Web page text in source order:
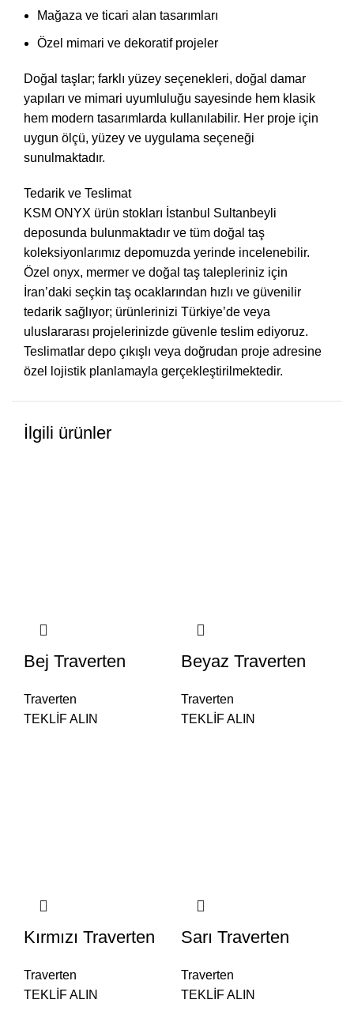
Mağaza ve ticari alan tasarımları
Özel mimari ve dekoratif projeler
Doğal taşlar; farklı yüzey seçenekleri, doğal damar
yapıları ve mimari uyumluluğu sayesinde hem klasik
hem modern tasarımlarda kullanılabilir. Her proje için
uygun ölçü, yüzey ve uygulama seçeneği
sunulmaktadır.
Tedarik ve Teslimat
KSM ONYX ürün stokları İstanbul Sultanbeyli
deposunda bulunmaktadır ve tüm doğal taş
koleksiyonlarımız depomuzda yerinde incelenebilir.
Özel onyx, mermer ve doğal taş talepleriniz için
İran’daki seçkin taş ocaklarından hızlı ve güvenilir
tedarik sağlıyor; ürünlerinizi Türkiye’de veya
uluslararası projelerinizde güvenle teslim ediyoruz.
Teslimatlar depo çıkışlı veya doğrudan proje adresine
özel lojistik planlamayla gerçekleştirilmektedir.
İlgili ürünler
Bej Traverten
Traverten
TEKLİF ALIN
Beyaz Traverten
Traverten
TEKLİF ALIN
Kırmızı Traverten
Traverten
TEKLİF ALIN
Sarı Traverten
Traverten
TEKLİF ALIN